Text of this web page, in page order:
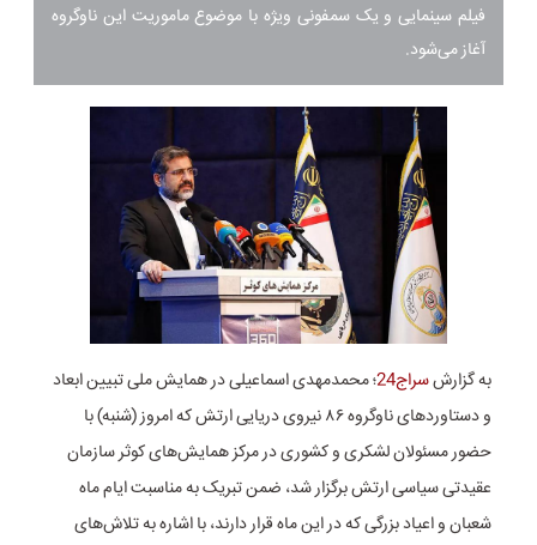
فیلم سینمایی و یک سمفونی ویژه با موضوع ماموریت این ناوگروه
آغاز می‌شود.
به گزارشسراج24
؛ محمدمهدی اسماعیلی در همایش ملی تبیین ابعاد
و دستاوردهای ناوگروه ۸۶ نیروی دریایی ارتش که امروز (شنبه) با
حضور مسئولان لشکری و کشوری در مرکز همایش‌های کوثر سازمان
عقیدتی سیاسی ارتش برگزار شد، ضمن تبریک به مناسبت ایام ماه
شعبان و اعیاد بزرگی که در این ماه قرار دارند، با اشاره به تلاش‌های